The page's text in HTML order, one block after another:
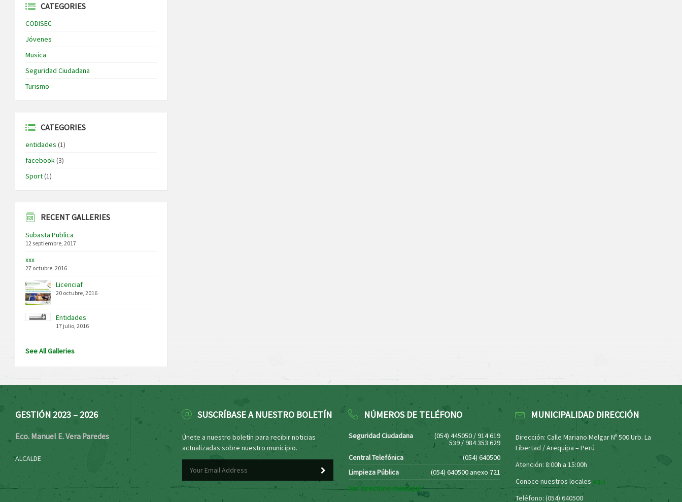
CATEGORIES
CODISEC
Jóvenes
Musica
Seguridad Ciudadana
Turismo
CATEGORIES
entidades (1)
facebook(3)
Sport(1)
RECENT GALLERIES
Subasta Publica
12 septiembre, 2017
xxx
27 octubre, 2016
Licenciaf
20 octubre, 2016
Entidades
17 julio, 2016
See All Galleries
GESTIÓN 2023 – 2026
Eco. Manuel E. Vera Paredes
ALCALDE
SUSCRÍBASE A NUESTRO BOLETÍN
Únete a nuestro boletín para recibir noticias
actualizadas sobre nuestro municipio.
NÚMEROS DE TELÉFONO
Seguridad Ciudadana (054) 445050 / 914 619
539 / 984 353 629
Central Telefónica
(054) 640500
Limpieza Pública
(054) 640500 anexo 721
Ver directorio municipal
MUNICIPALIDAD DIRECCIÓN
Dirección: Calle Mariano Melgar Nº 500 Urb. La
Libertad / Arequipa – Perú
Atención: 8:00h a 15:00h
Conoce nuestros locales aquí
Teléfono: (054) 640500